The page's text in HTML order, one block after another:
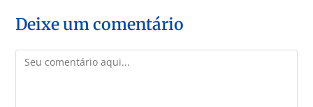
Deixe um comentário